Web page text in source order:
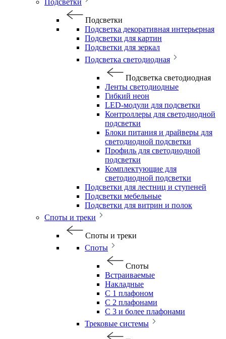
Подсветки
Подсветки
Подсветка декоративная интерьерная
Подсветки для картин
Подсветки для зеркал
Подсветка светодиодная
Подсветка светодиодная
Ленты светодиодные
Гибкий неон
LED-модули для подсветки
Контроллеры для светодиодной
подсветки
Блоки питания и драйверы для
светодиодной подсветки
Профиль для светодиодной
подсветки
Комплектующие для
светодиодной подсветки
Подсветки для лестниц и ступеней
Подсветки мебельные
Подсветки для витрин и полок
Споты и треки
Споты и треки
Споты
Споты
Встраиваемые
Накладные
С 1 плафоном
С 2 плафонами
С 3 и более плафонами
Трековые системы